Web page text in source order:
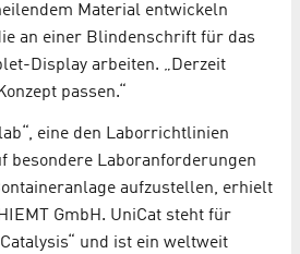
Material entwickeln
an einer Blindenschrift für das
Display arbeiten. „Derzeit
passen.“
eine den Laborrichtlinien
besondere Laboranforderungen
aufzustellen, erhielt
GmbH. UniCat steht für
und ist ein weltweit